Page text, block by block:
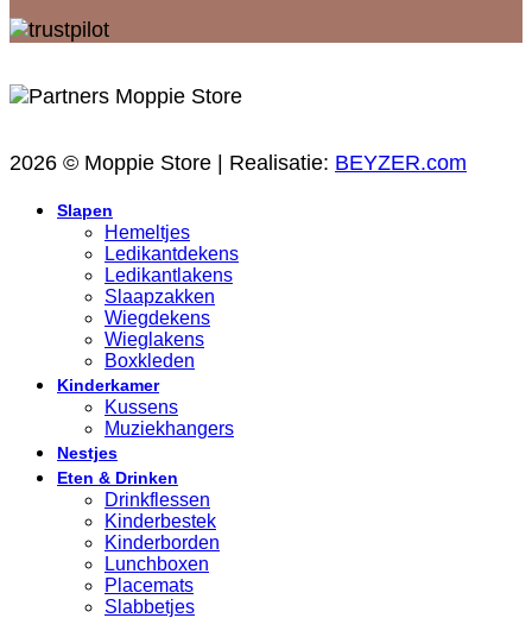
2026 © Moppie Store | Realisatie: BEYZER.com
Slapen
Hemeltjes
Ledikantdekens
Ledikantlakens
Slaapzakken
Wiegdekens
Wieglakens
Boxkleden
Kinderkamer
Kussens
Muziekhangers
Nestjes
Eten & Drinken
Drinkflessen
Kinderbestek
Kinderborden
Lunchboxen
Placemats
Slabbetjes